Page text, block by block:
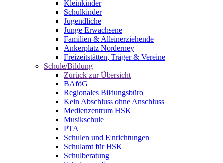
Kleinkinder
Schulkinder
Jugendliche
Junge Erwachsene
Familien & Alleinerziehende
Ankerplatz Norderney
Freizeitstätten, Träger & Vereine
Schule/Bildung
Zurück zur Übersicht
BAföG
Regionales Bildungsbüro
Kein Abschluss ohne Anschluss
Medienzentrum HSK
Musikschule
PTA
Schulen und Einrichtungen
Schulamt für HSK
Schulberatung